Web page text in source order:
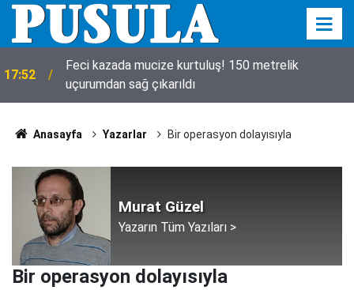
17:52
Feci kazada mucize kurtuluş! 150 metrelik
uçurumdan sağ çıkarıldı
Anasayfa Yazarlar Bir operasyon dolayısıyla
Murat Güzel
Yazarın Tüm Yazıları >
Bir operasyon dolayısıyla